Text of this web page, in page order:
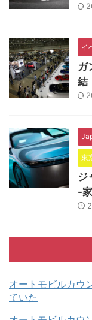
イ
ガ
結
東
ジ
-
オートモビルカウ
ていた